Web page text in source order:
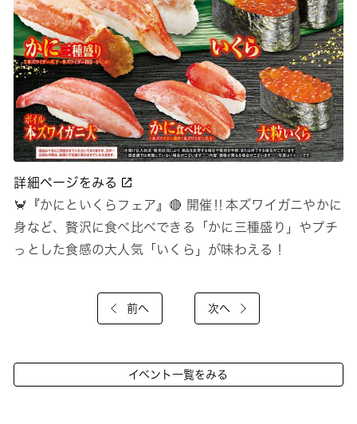
詳細ページをみる
🦀『かにといくらフェア』🔴 開催‼本ズワイガニやかに
身など、贅沢に食べ比べできる「かに三種盛り」やプチ
っとした食感の大人気「いくら」が味わえる！
前へ 次へ
イベント一覧をみる